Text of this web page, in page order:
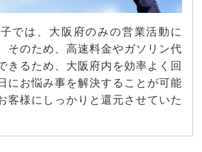
では、大阪府のみの営業活動に
そのため、高速料金やガソリン代
きるため、大阪府内を効率よく回
にお悩み事を解決することが可能
客様にしっかりと還元させていた